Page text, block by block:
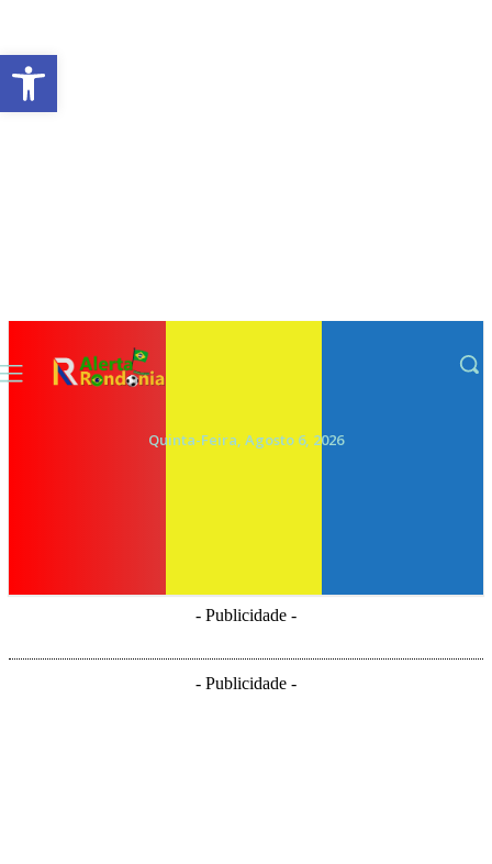
Quinta-Feira, Agosto 6, 2026
- Publicidade -
- Publicidade -
Abrir a barra de ferramentas